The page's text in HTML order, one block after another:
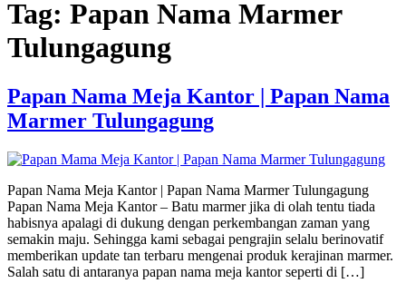
Tag: Papan Nama Marmer
Tulungagung
Papan Nama Meja Kantor | Papan Nama
Marmer Tulungagung
Papan Nama Meja Kantor | Papan Nama Marmer Tulungagung
Papan Nama Meja Kantor – Batu marmer jika di olah tentu tiada
habisnya apalagi di dukung dengan perkembangan zaman yang
semakin maju. Sehingga kami sebagai pengrajin selalu berinovatif
memberikan update tan terbaru mengenai produk kerajinan marmer.
Salah satu di antaranya papan nama meja kantor seperti di […]